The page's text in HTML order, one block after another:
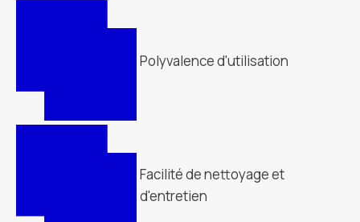
Polyvalence d'utilisation
Facilité de nettoyage et
d'entretien